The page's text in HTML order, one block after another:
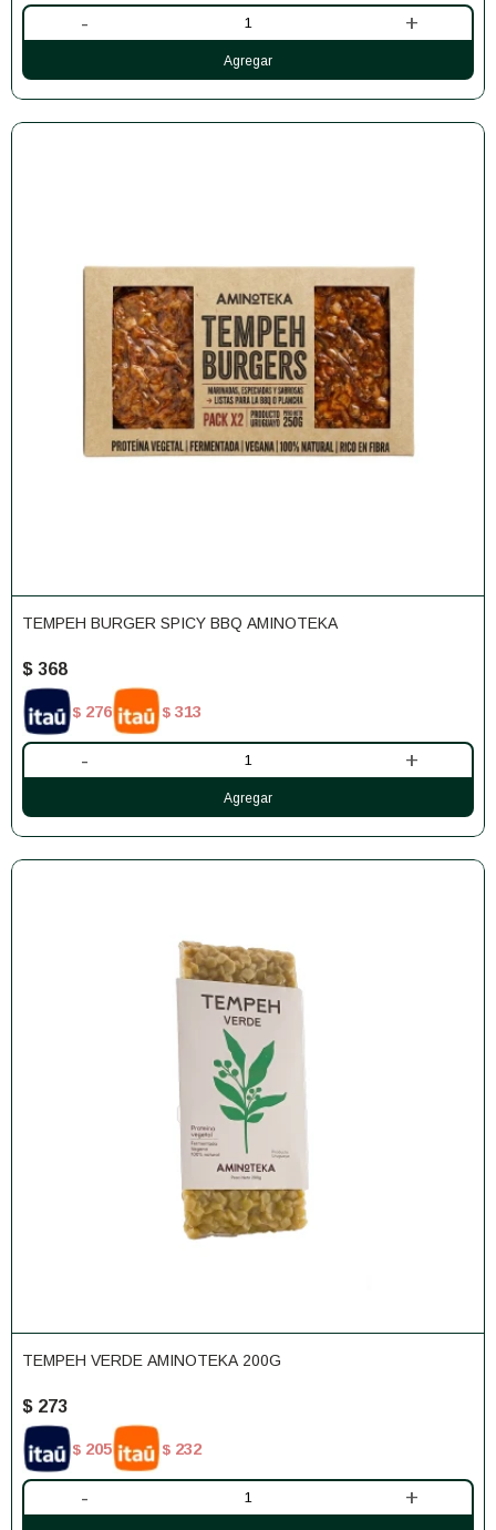
- +
TEMPEH BURGER SPICY BBQ AMINOTEKA
$ 368
$ 276 $ 313
- +
TEMPEH VERDE AMINOTEKA 200G
$ 273
$ 205 $ 232
- +